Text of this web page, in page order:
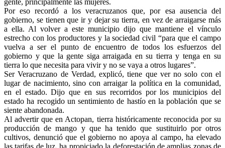
Por eso recordó a los veracruzanos que, por esa ausencia del
gobierno, se tienen que ir y dejar su tierra, en vez de arraigarse más
a ella. Al volver a este municipio dijo que mantiene el vínculo
estrecho con los productores y la sociedad civil “para que el campo
vuelva a ser el punto de encuentro de todos los esfuerzos del
gobierno y que la gente siga arraigada en su tierra y tenga en su
tierra lo que necesita para vivir y no se vaya a otros lugares”.
Ser Veracruzano de Verdad, explicó, tiene que ver no solo con el
lugar de nacimiento, sino con arraigar la política en la comunidad,
en el estado. Dijo que en sus recorridos por los municipios del
estado ha recogido un sentimiento de hastío en la población que se
siente abandonada.
Al advertir que en Actopan, tierra históricamente reconocida por su
producción de mango y que ha tenido que sustituirlo por otros
cultivos, denunció que el gobierno no apoya al campo, ha elevado
las tarifas de luz, ha propiciado la deforestación de amplias zonas de